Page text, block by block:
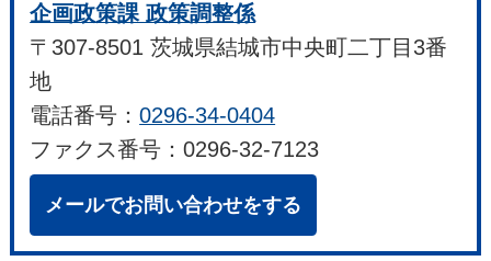
企画政策課 政策調整係
〒307-8501 茨城県結城市中央町二丁目3番
地
電話番号：0296-34-0404
ファクス番号：0296-32-7123
メールでお問い合わせをする